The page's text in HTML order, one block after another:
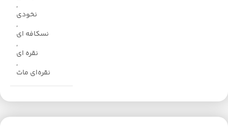
,
نخودی
,
نسکافه ای
,
نقره ای
,
نقره‌ای مات